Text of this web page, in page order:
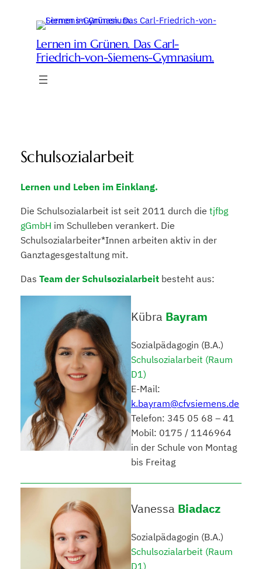
springenLernen im Grünen. Das Carl-
Friedrich-von-Siemens-Gymnasium.
Schulsozialarbeit
Lernen und Leben im Einklang.
Die Schulsozialarbeit ist seit 2011 durch die tjfbg
gGmbH im Schulleben verankert. Die
Schulsozialarbeiter*Innen arbeiten aktiv in der
Ganztagesgestaltung mit.
Das Team der Schulsozialarbeitbesteht aus:
Kübra Bayram
Sozialpädagogin (B.A.)
Schulsozialarbeit (Raum
D1)
E-Mail:
k.bayram@cfvsiemens.de
Telefon: 345 05 68 – 41
Mobil: 0175 / 1146964
in der Schule von Montag
bis Freitag
Vanessa Biadacz
Sozialpädagogin (B.A.)
Schulsozialarbeit (Raum
D1)